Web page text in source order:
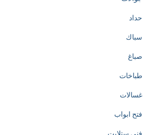
حداد
سباك
صباغ
طباخات
غسالات
فتح ابواب
فني ستلايت